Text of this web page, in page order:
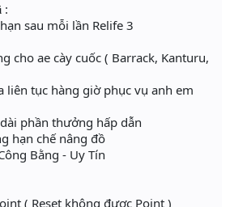
:
sau mỗi lần Relife 3
cho ae cày cuốc ( Barrack, Kanturu,
liên tục hàng giờ phục vụ anh em
phần thưởng hấp dẫn
hạn chế nâng đồ
Bằng - Uy Tín
( Reset không được Point )